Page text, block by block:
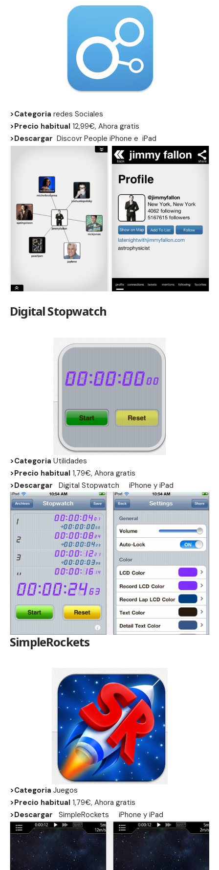
>Categoria redes Sociales
>Precio habitual 12,99€, Ahora gratis
>Descargar Discovr People iPhone e iPad
Digital Stopwatch
>Categoria Utilidades
>Precio habitual 1,79€, Ahora gratis
>Descargar
Digital Stopwatch iPhone y iPad
SimpleRockets
>Categoria Juegos
>Precio habitual 1,79€, Ahora gratis
>Descargar
SimpleRockets iPhone y iPad